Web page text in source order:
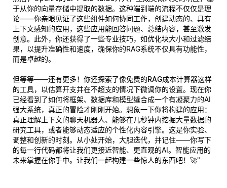
于从你的向量存储中提取的数据。这种端到端的流程不仅仅是理
论——你亲眼见证了这些组件如何协同工作，创建动态的、具有
上下文感知的应用，这些应用能回答问题、总结内容，甚至激发
创意。此外，你还获得了一些专业技巧，如优化块大小和过滤结
果，以提升准确性和速度，确保你的RAG系统不仅具有功能性，
而是卓越的。
但等等——还有更多！你还探索了像免费的RAG成本计算器这样
的工具，以估算开支并在不超支的情况下微调你的设置。现在你
已经看到了如何将框架、数据库和模型缝合成一个有凝聚力的AI
强大系统，真正的冒险才刚刚开始。想象一下你将构建的应用：
真正理解上下文的聊天机器人、能够在几秒钟内挖掘大量数据的
研究工具，或者能够动态适应的个性化内容引擎。这是你实验、
调整和创新的时刻。从小处开始，大胆迭代，并记住——你写下
的每一行代码都将让我们更接近智能、更直观的AI。智能应用的
未来掌握在你手中。让我们一起构建一些惊人的东西吧！🚀"